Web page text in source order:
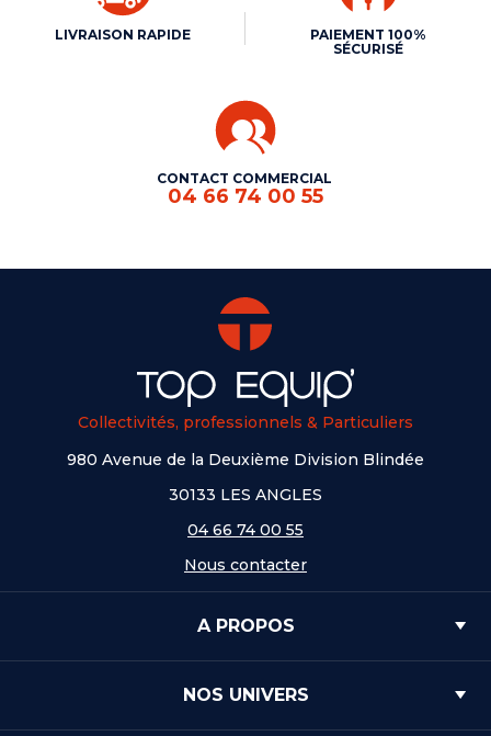
LIVRAISON RAPIDE
PAIEMENT 100%
SÉCURISÉ
CONTACT COMMERCIAL
04 66 74 00 55
Collectivités, professionnels & Particuliers
980 Avenue de la Deuxième Division Blindée
30133 LES ANGLES
04 66 74 00 55
Nous contacter
A PROPOS
NOS UNIVERS